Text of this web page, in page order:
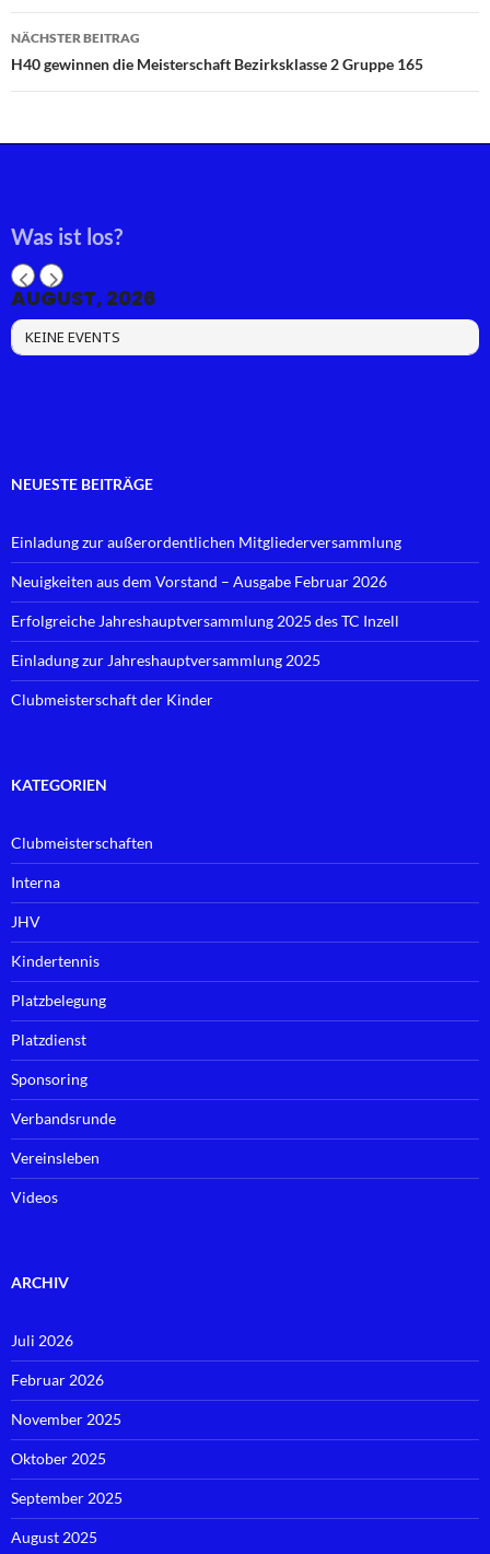
NÄCHSTER BEITRAG
H40 gewinnen die Meisterschaft Bezirksklasse 2 Gruppe 165
Was ist los?
AUGUST, 2026
KEINE EVENTS
NEUESTE BEITRÄGE
Einladung zur außerordentlichen Mitgliederversammlung
Neuigkeiten aus dem Vorstand – Ausgabe Februar 2026
Erfolgreiche Jahreshauptversammlung 2025 des TC Inzell
Einladung zur Jahreshauptversammlung 2025
Clubmeisterschaft der Kinder
KATEGORIEN
Clubmeisterschaften
Interna
JHV
Kindertennis
Platzbelegung
Platzdienst
Sponsoring
Verbandsrunde
Vereinsleben
Videos
ARCHIV
Juli 2026
Februar 2026
November 2025
Oktober 2025
September 2025
August 2025